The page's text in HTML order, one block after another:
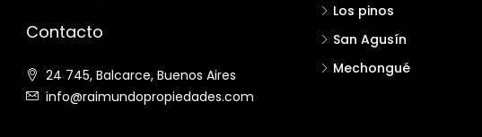
Contacto
24 745, Balcarce, Buenos Aires
info@raimundopropiedades.com
Los pinos
San Agusín
Mechongué